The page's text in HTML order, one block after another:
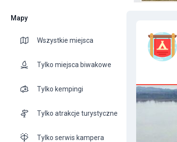
Mapy
Wszystkie miejsca
Tylko miejsca biwakowe
Tylko kempingi
Tylko atrakcje turystyczne
Tylko serwis kampera